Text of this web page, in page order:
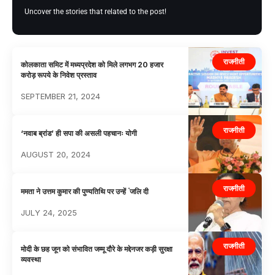
Uncover the stories that related to the post!
राजनीती
कोलकाता समिट में मध्यप्रदेश को मिले लगभग 20 हजार
करोड़ रूपये के निवेश प्रस्ताव
SEPTEMBER 21, 2024
राजनीती
‘नवाब ब्रांड’ ही सपा की असली पहचानः योगी
AUGUST 20, 2024
राजनीती
ममता ने उत्तम कुमार की पुण्यतिथि पर उन्हें ंजलि दी
JULY 24, 2025
राजनीती
मोदी के छह जून को संभावित जम्मू दौरे के मद्देनजर कड़ी सुरक्षा
व्यवस्था